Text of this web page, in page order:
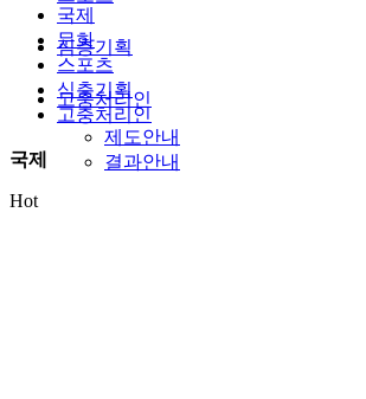
심층기획
고충처리인
제도안내
결과안내
국제
문화
스포츠
심층기획
고충처리인
국제
Hot